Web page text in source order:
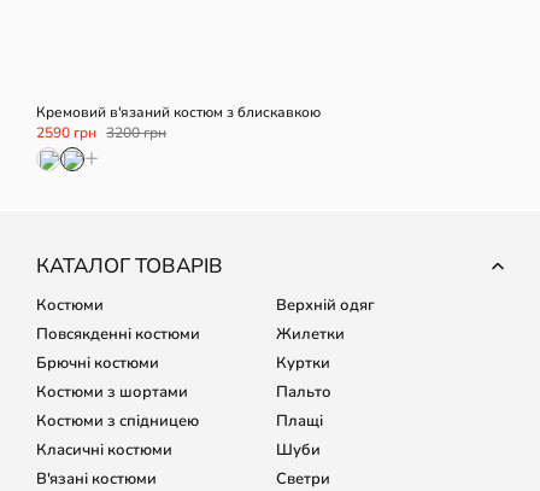
Кремовий в'язаний костюм з блискавкою
2590 грн 3200 грн
+
КАТАЛОГ ТОВАРІВ
Костюми
Повсякденні костюми
Брючні костюми
Костюми з шортами
Костюми з спідницею
Класичні костюми
В'язані костюми
Верхній одяг
Жилетки
Куртки
Пальто
Плащі
Шуби
Светри